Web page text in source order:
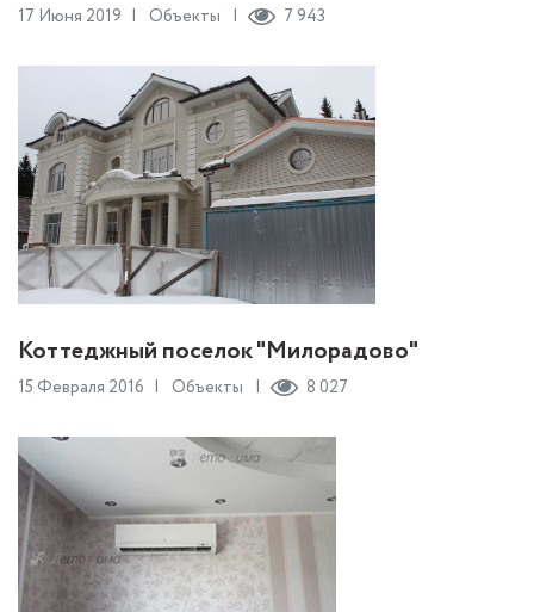
17 Июня 2019 Объекты 7 943
Коттеджный поселок "Милорадово"
15 Февраля 2016 Объекты 8 027